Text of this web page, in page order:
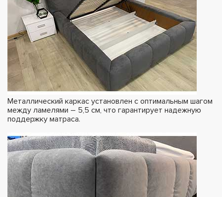
Металлический каркас установлен с оптимальным шагом
между ламелями – 5,5 см, что гарантирует надежную
поддержку матраса.